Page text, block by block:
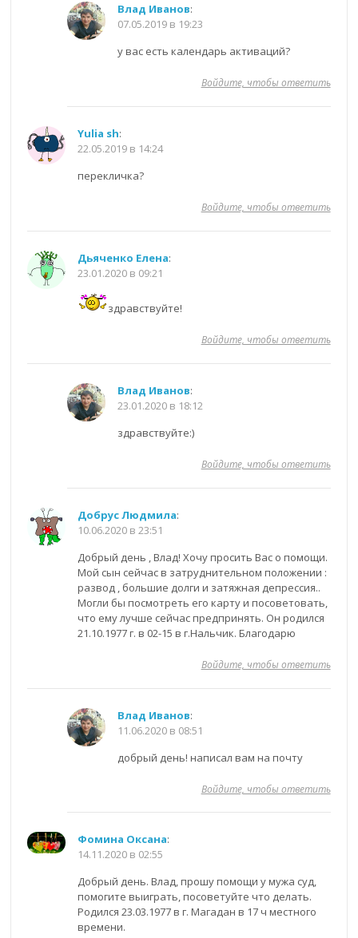
Влад Иванов:
07.05.2019 в 19:23
у вас есть календарь активаций?
Войдите, чтобы ответить
Yulia sh:
22.05.2019 в 14:24
перекличка?
Войдите, чтобы ответить
Дьяченко Елена:
23.01.2020 в 09:21
здравствуйте!
Войдите, чтобы ответить
Влад Иванов:
23.01.2020 в 18:12
здравствуйте:)
Войдите, чтобы ответить
Добрус Людмила:
10.06.2020 в 23:51
Добрый день , Влад! Хочу просить Вас о помощи.
Мой сын сейчас в затруднительном положении :
развод , большие долги и затяжная депрессия..
Могли бы посмотреть его карту и посоветовать,
что ему лучше сейчас предпринять. Он родился
21.10.1977 г. в 02-15 в г.Нальчик. Благодарю
Войдите, чтобы ответить
Влад Иванов:
11.06.2020 в 08:51
добрый день! написал вам на почту
Войдите, чтобы ответить
Фомина Оксана:
14.11.2020 в 02:55
Добрый день. Влад, прошу помощи у мужа суд,
помогите выиграть, посоветуйте что делать.
Родился 23.03.1977 в г. Магадан в 17 ч местного
времени.